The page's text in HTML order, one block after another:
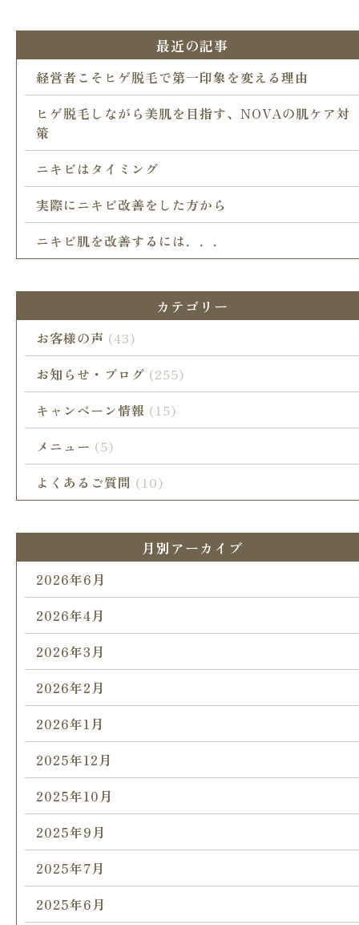
最近の記事
経営者こそヒゲ脱毛で第一印象を変える理由
ヒゲ脱毛しながら美肌を目指す、NOVAの肌ケア対
策
ニキビはタイミング
実際にニキビ改善をした方から
ニキビ肌を改善するには．．．
カテゴリー
お客様の声 (43)
お知らせ・ブログ (255)
キャンペーン情報 (15)
メニュー (5)
よくあるご質問 (10)
月別アーカイブ
2026年6月
2026年4月
2026年3月
2026年2月
2026年1月
2025年12月
2025年10月
2025年9月
2025年7月
2025年6月